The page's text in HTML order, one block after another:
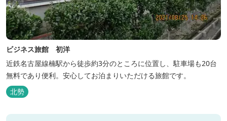
ビジネス旅館 初洋
近鉄名古屋線楠駅から徒歩約3分のところに位置し、駐車場も20台
無料であり便利。安心してお泊まりいただける旅館です。
北勢